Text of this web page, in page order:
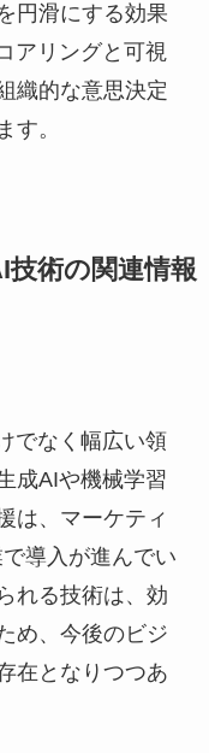
円滑にする効果
アリングと可視
織的な意思決定
す。
術の関連情報
でなく幅広い領
成AIや機械学習
は、マーケティ
導入が進んでい
れる技術は、効
め、今後のビジ
在となりつつあ